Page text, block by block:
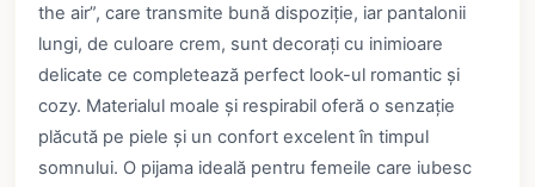
the air”, care transmite bună dispoziție, iar pantalonii
lungi, de culoare crem, sunt decorați cu inimioare
delicate ce completează perfect look-ul romantic și
cozy. Materialul moale și respirabil oferă o senzație
plăcută pe piele și un confort excelent în timpul
somnului. O pijama ideală pentru femeile care iubesc